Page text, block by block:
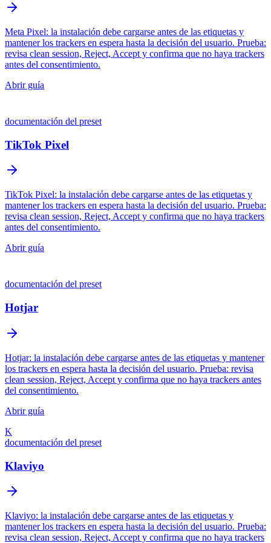
Meta Pixel: la instalación debe cargarse antes de las etiquetas y
mantener los trackers en espera hasta la decisión del usuario. Prueba:
revisa clean session, Reject, Accept y confirma que no haya trackers
antes del consentimiento.
Abrir guía
documentación del preset
TikTok Pixel
TikTok Pixel: la instalación debe cargarse antes de las etiquetas y
mantener los trackers en espera hasta la decisión del usuario. Prueba:
revisa clean session, Reject, Accept y confirma que no haya trackers
antes del consentimiento.
Abrir guía
documentación del preset
Hotjar
Hotjar: la instalación debe cargarse antes de las etiquetas y mantener
los trackers en espera hasta la decisión del usuario. Prueba: revisa
clean session, Reject, Accept y confirma que no haya trackers antes
del consentimiento.
Abrir guía
K
documentación del preset
Klaviyo
Klaviyo: la instalación debe cargarse antes de las etiquetas y
mantener los trackers en espera hasta la decisión del usuario. Prueba:
revisa clean session, Reject, Accept y confirma que no haya trackers